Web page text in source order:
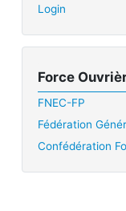
Login
Force
FNEC-FP
Fédération
Confédération